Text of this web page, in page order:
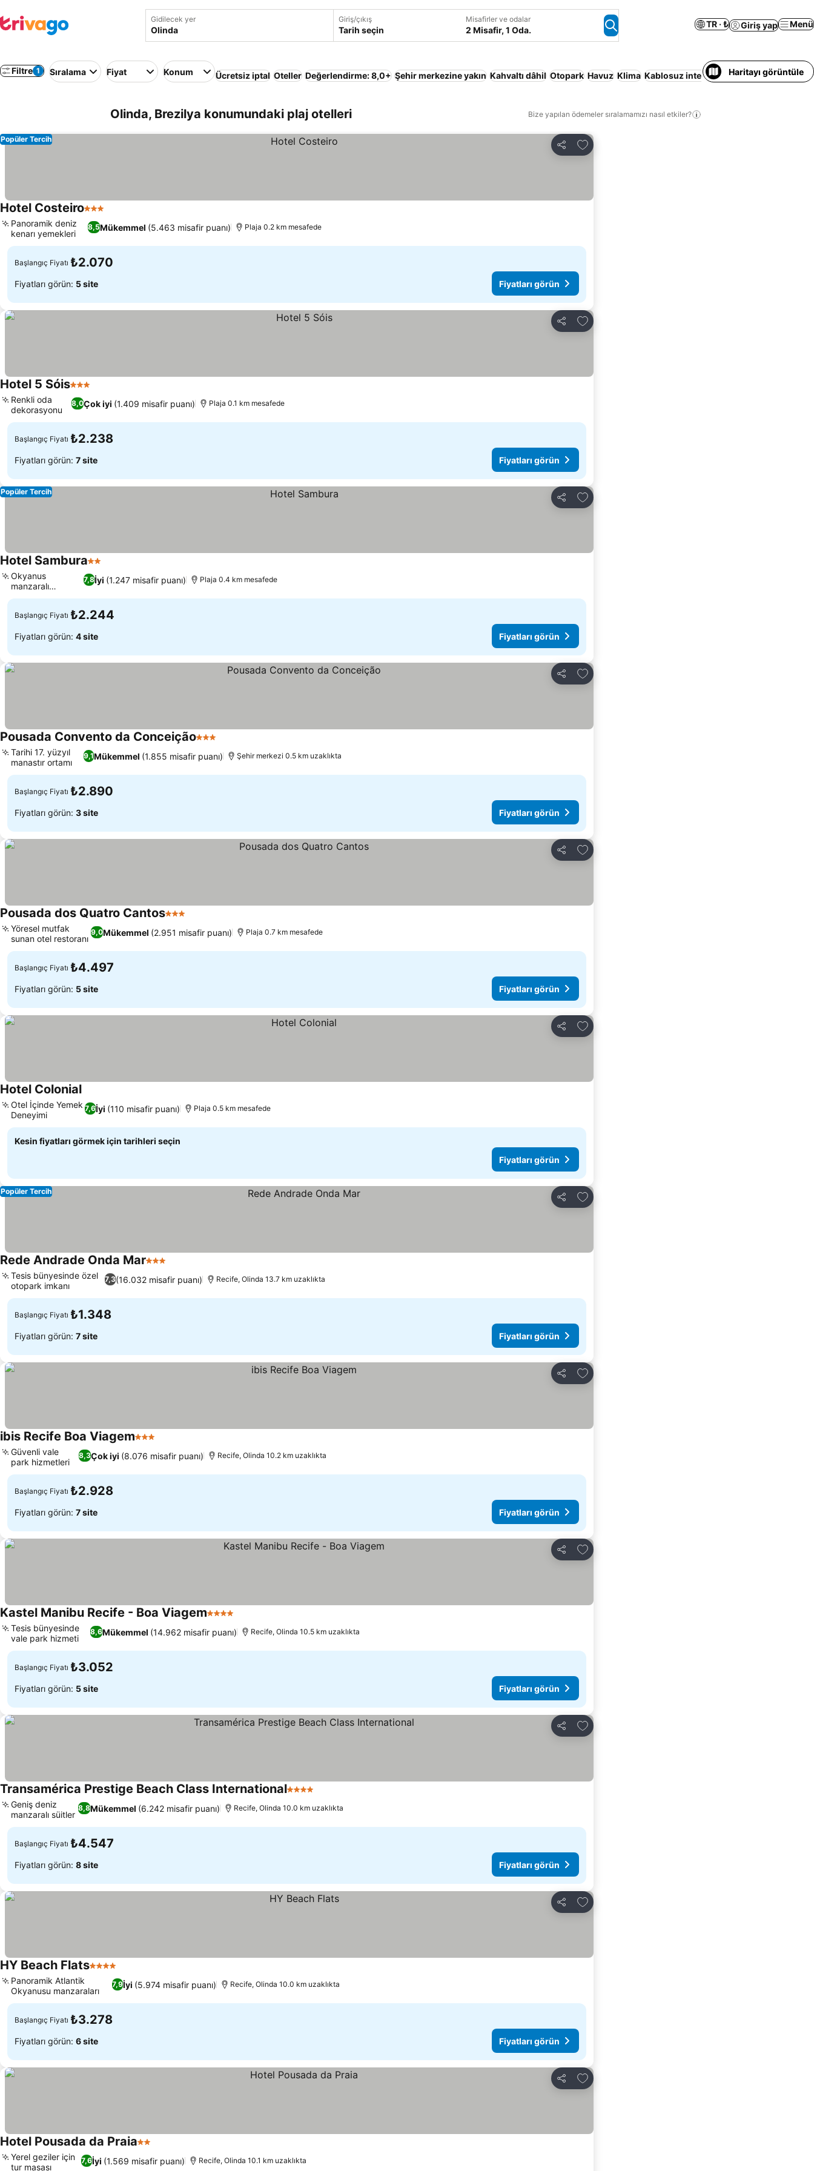
Gidilecek yer Giriş/çıkış
Tarih seçin
Misafirler ve odalar
2 Misafir, 1 Oda.
TR · ₺ Giriş yap Menü
Filtre 1 Sıralama Fiyat Konum Ücretsiz iptal Oteller Değerlendirme: 8,0+ Şehir merkezine yakın Kahvaltı dâhil Otopark Havuz Klima Kablosuz internet Tüm Ev/Apart Daire
Haritayı görüntüle
Olinda, Brezilya konumundaki plaj otelleri Bize yapılan ödemeler sıralamamızı nasıl etkiler?
Paylaş
Favorilerime ekle
Popüler Tercih
Hotel Costeiro3 Yıldız
8,5Mükemmel (5.463 misafir puanı)
Panoramik deniz
kenarı yemekleri
Plaja 0.2 km mesafede
Başlangıç Fiyatı ₺2.070
Fiyatları görün: 5 site Fiyatları görün
Paylaş
Favorilerime ekle
Hotel 5 Sóis3 Yıldız
8,0Çok iyi (1.409 misafir puanı)
Renkli oda
dekorasyonu
Plaja 0.1 km mesafede
Başlangıç Fiyatı ₺2.238
Fiyatları görün: 7 site Fiyatları görün
Paylaş
Favorilerime ekle
Popüler Tercih
Hotel Sambura2 Yıldız
7,8İyi (1.247 misafir puanı)
Okyanus
manzaralı
restoran
Plaja 0.4 km mesafede
Başlangıç Fiyatı ₺2.244
Fiyatları görün: 4 site Fiyatları görün
Paylaş
Favorilerime ekle
Pousada Convento da Conceição3 Yıldız
9,1Mükemmel (1.855 misafir puanı)
Tarihi 17. yüzyıl
manastır ortamı
Şehir merkezi 0.5 km uzaklıkta
Başlangıç Fiyatı ₺2.890
Fiyatları görün: 3 site Fiyatları görün
Paylaş
Favorilerime ekle
Pousada dos Quatro Cantos3 Yıldız
9,0Mükemmel (2.951 misafir puanı)
Yöresel mutfak
sunan otel restoranı
Plaja 0.7 km mesafede
Başlangıç Fiyatı ₺4.497
Fiyatları görün: 5 site Fiyatları görün
Paylaş
Favorilerime ekle
Hotel Colonial
7,6İyi (110 misafir puanı)
Otel İçinde Yemek
Deneyimi
Plaja 0.5 km mesafede
Kesin fiyatları görmek için tarihleri seçin
Fiyatları görün
Paylaş
Favorilerime ekle
Popüler Tercih
Rede Andrade Onda Mar3 Yıldız
7,3(16.032 misafir puanı)
Tesis bünyesinde özel
otopark imkanı
Recife, Olinda 13.7 km uzaklıkta
Başlangıç Fiyatı ₺1.348
Fiyatları görün: 7 site Fiyatları görün
Paylaş
Favorilerime ekle
ibis Recife Boa Viagem3 Yıldız
8,3Çok iyi (8.076 misafir puanı)
Güvenli vale
park hizmetleri
Recife, Olinda 10.2 km uzaklıkta
Başlangıç Fiyatı ₺2.928
Fiyatları görün: 7 site Fiyatları görün
Paylaş
Favorilerime ekle
Kastel Manibu Recife - Boa Viagem4 Yıldız
8,6Mükemmel (14.962 misafir puanı)
Tesis bünyesinde
vale park hizmeti
Recife, Olinda 10.5 km uzaklıkta
Başlangıç Fiyatı ₺3.052
Fiyatları görün: 5 site Fiyatları görün
Paylaş
Favorilerime ekle
Transamérica Prestige Beach Class International4 Yıldız
8,8Mükemmel (6.242 misafir puanı)
Geniş deniz
manzaralı süitler
Recife, Olinda 10.0 km uzaklıkta
Başlangıç Fiyatı ₺4.547
Fiyatları görün: 8 site Fiyatları görün
Paylaş
Favorilerime ekle
HY Beach Flats4 Yıldız
7,9İyi (5.974 misafir puanı)
Panoramik Atlantik
Okyanusu manzaraları
Recife, Olinda 10.0 km uzaklıkta
Başlangıç Fiyatı ₺3.278
Fiyatları görün: 6 site Fiyatları görün
Paylaş
Favorilerime ekle
Hotel Pousada da Praia2 Yıldız
7,6İyi (1.569 misafir puanı)
Yerel geziler için
tur masası
Recife, Olinda 10.1 km uzaklıkta